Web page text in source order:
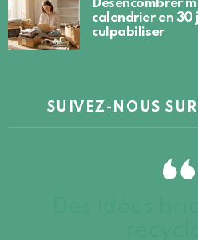
Désencombrer
calendrier en 30
culpabiliser
SUIVEZ-NOUS